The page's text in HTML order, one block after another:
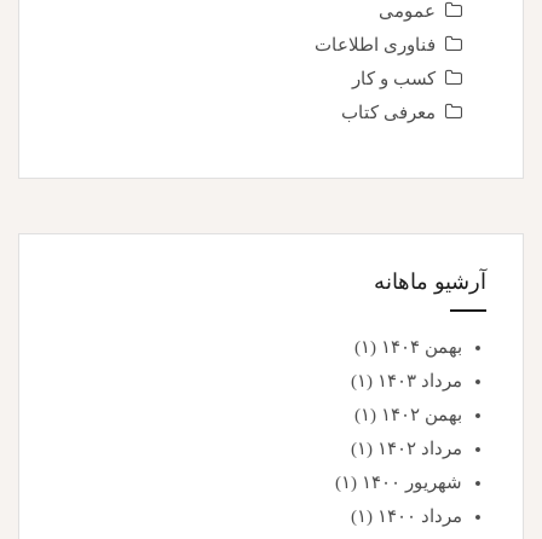
عمومی
فناوری اطلاعات
کسب و کار
معرفی کتاب
آرشیو ماهانه
بهمن ۱۴۰۴
(۱)
مرداد ۱۴۰۳
(۱)
بهمن ۱۴۰۲
(۱)
مرداد ۱۴۰۲
(۱)
شهریور ۱۴۰۰
(۱)
مرداد ۱۴۰۰
(۱)